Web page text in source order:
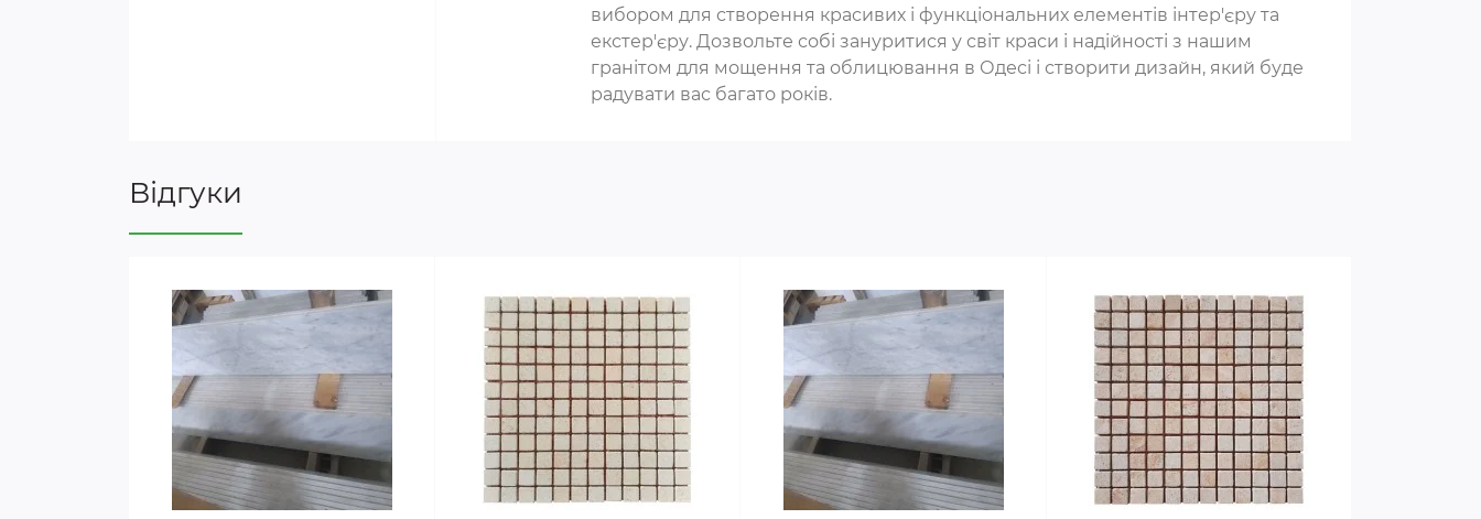
вибором для створення красивих і функціональних елементів інтер'єру та
екстер'єру. Дозвольте собі зануритися у світ краси і надійності з нашим
гранітом для мощення та облицювання в Одесі і створити дизайн, який буде
радувати вас багато років.
Відгуки